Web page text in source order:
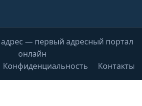
— первый адресный портал
онлайн
Конфиденциальность
Контакты